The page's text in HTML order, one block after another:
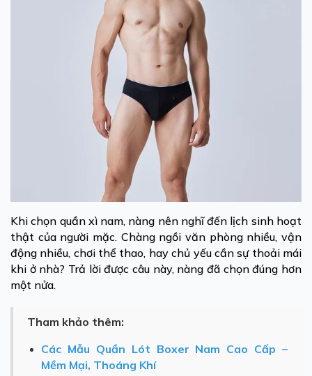
Khi chọn quần xì nam, nàng nên nghĩ đến lịch sinh hoạt
thật của người mặc. Chàng ngồi văn phòng nhiều, vận
động nhiều, chơi thể thao, hay chủ yếu cần sự thoải mái
khi ở nhà? Trả lời được câu này, nàng đã chọn đúng hơn
một nửa.
Tham khảo thêm:
Các Mẫu Quần Lót Boxer Nam Cao Cấp –
Mềm Mại, Thoáng Khí